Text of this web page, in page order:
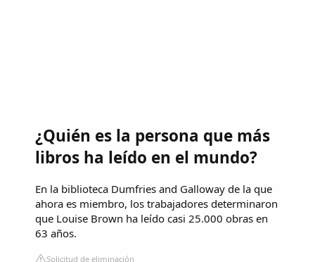
¿Quién es la persona que más
libros ha leído en el mundo?
En la biblioteca Dumfries and Galloway de la que
ahora es miembro, los trabajadores determinaron
que Louise Brown ha leído casi 25.000 obras en
63 años.
Solicitud de eliminación